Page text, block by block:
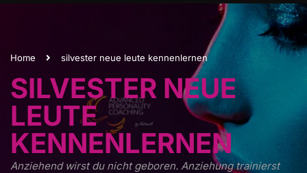
Home silvester neue leute kennenlernen
SILVESTER NEUE
LEUTE
KENNENLERNEN
Anziehend wirst du nicht geboren. Anziehung trainierst